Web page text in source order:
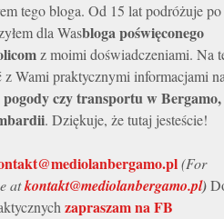
tego bloga. Od 15 lat podróżuje po
dla Wasbloga poświęconego
z moimi doświadczeniami. Na
z Wami praktycznymi informacjami
czy transportu w Bergamo,
. Dziękuje, że tutaj jesteście!
(For
atkontakt@mediolanbergamo.pl)
zapraszam na FB